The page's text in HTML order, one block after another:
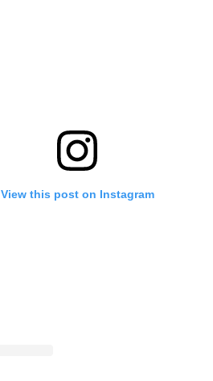
View this post on Instagram